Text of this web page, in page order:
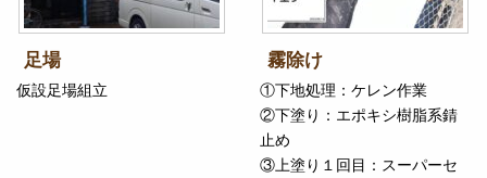
足場
仮設足場組立
霧除け
①下地処理：ケレン作業
②下塗り：エポキシ樹脂系錆
止め
③上塗り１回目：スーパーセ